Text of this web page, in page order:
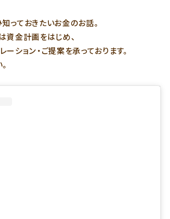
っておきたいお金のお話。
資金計画をはじめ、
ション・ご提案を承っております。